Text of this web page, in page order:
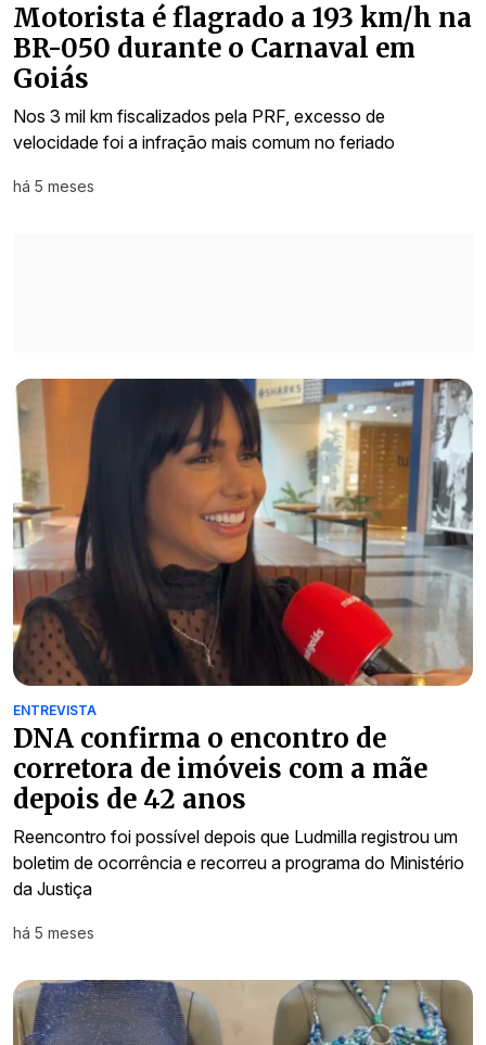
Motorista é flagrado a 193 km/h na
BR-050 durante o Carnaval em
Goiás
Nos 3 mil km fiscalizados pela PRF, excesso de
velocidade foi a infração mais comum no feriado
há 5 meses
ENTREVISTA
DNA confirma o encontro de
corretora de imóveis com a mãe
depois de 42 anos
Reencontro foi possível depois que Ludmilla registrou um
boletim de ocorrência e recorreu a programa do Ministério
da Justiça
há 5 meses